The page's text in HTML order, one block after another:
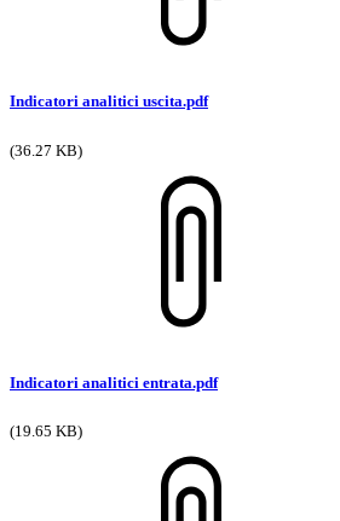
Indicatori analitici uscita.pdf
(36.27 KB)
Indicatori analitici entrata.pdf
(19.65 KB)